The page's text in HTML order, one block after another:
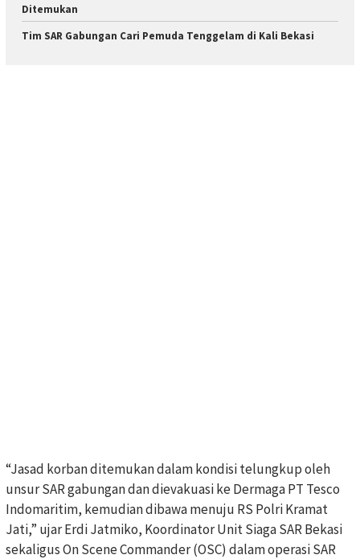
Ditemukan
Tim SAR Gabungan Cari Pemuda Tenggelam di Kali Bekasi
“Jasad korban ditemukan dalam kondisi telungkup oleh
unsur SAR gabungan dan dievakuasi ke Dermaga PT Tesco
Indomaritim, kemudian dibawa menuju RS Polri Kramat
Jati,” ujar Erdi Jatmiko, Koordinator Unit Siaga SAR Bekasi
sekaligus On Scene Commander (OSC) dalam operasi SAR